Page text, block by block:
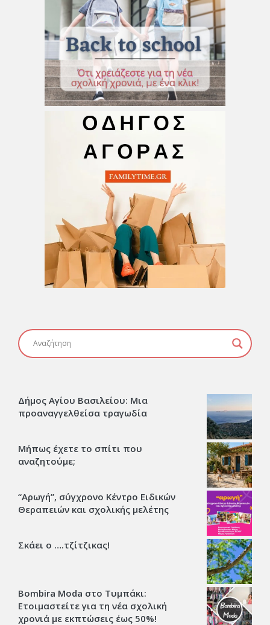
Δήμος Αγίου Βασιλείου: Μια
προαναγγελθείσα τραγωδία
Μήπως έχετε το σπίτι που
αναζητούμε;
“Αρωγή”, σύγχρονο Κέντρο Ειδικών
Θεραπειών και σχολικής μελέτης
Σκάει ο ….τζίτζικας!
Bombira Moda στο Τυμπάκι:
Ετοιμαστείτε για τη νέα σχολική
χρονιά με εκπτώσεις έως 50%!